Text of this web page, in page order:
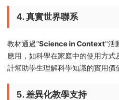
4. 真實世界聯系
教材通過"Science in Context"活
應用，如科學在家庭中的使用方
計幫助學生理解科學知識的實用價
5. 差異化教學支持